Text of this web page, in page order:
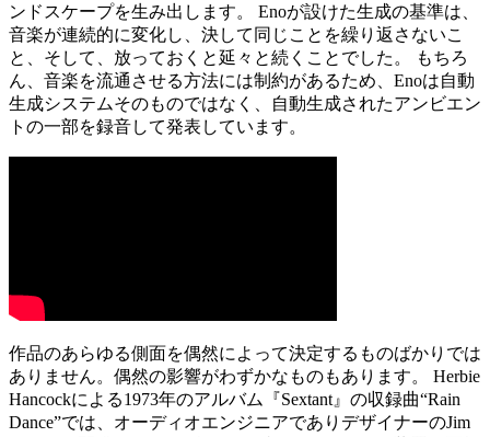
ンドスケープを生み出します。 Enoが設けた生成の基準は、
音楽が連続的に変化し、決して同じことを繰り返さないこ
と、そして、放っておくと延々と続くことでした。 もちろ
ん、音楽を流通させる方法には制約があるため、Enoは自動
生成システムそのものではなく、自動生成されたアンビエン
トの一部を録音して発表しています。
作品のあらゆる側面を偶然によって決定するものばかりでは
ありません。偶然の影響がわずかなものもあります。 Herbie
Hancockによる1973年のアルバム『Sextant』の収録曲“Rain
Dance”では、オーディオエンジニアでありデザイナーのJim